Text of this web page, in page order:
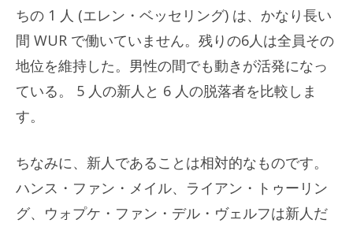
ちの 1 人 (エレン・ベッセリング) は、かなり長い
間 WUR で働いていません。残りの6人は全員その
地位を維持した。男性の間でも動きが活発になっ
ている。 5 人の新人と 6 人の脱落者を比較しま
す。
ちなみに、新人であることは相対的なものです。
ハンス・ファン・メイル、ライアン・トゥーリン
グ、ウォプケ・ファン・デル・ヴェルフは新人だ